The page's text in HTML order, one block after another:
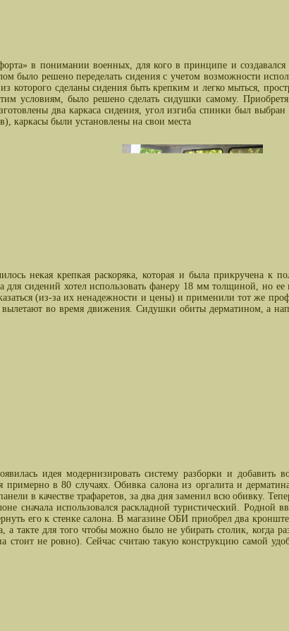
в понимании военных, для кого в принципе и создавался
было решено переделать сидения с учетом возможности
которого сделаны сидения быть крепким и легко мыться,
условиям, было решено сделать сидушки самому.
два каркаса сидения, угол изгиба спинки был
каркасы были установлены на свои места
некая крепкая раскоряка, которая и была прикручена к
для сидений хотел использовать фанеру 18 мм толщиной, но
(из-за их ненадежности и цены) и применили тот же
во время движения. Сидушки обиты дерматином, а
идея модернизировать систему разборки и добавить
примерно в 80 случаях. Обивка салона из оргалита и
в качестве трафаретов, за два дня заменил всю обивку.
использовался раскладной туристический. Родной
его к стенке салона. В магазине ОБИ приобрел два
такте для того чтобы можно было не убирать столик, когда
стоит не ровно). Сейчас считаю такую конструкцию самой